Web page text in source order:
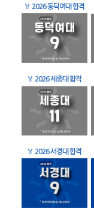
🏅 2026 동덕여대 합격
🏅 2026 세종대 합격
🏅 2026 서경대 합격